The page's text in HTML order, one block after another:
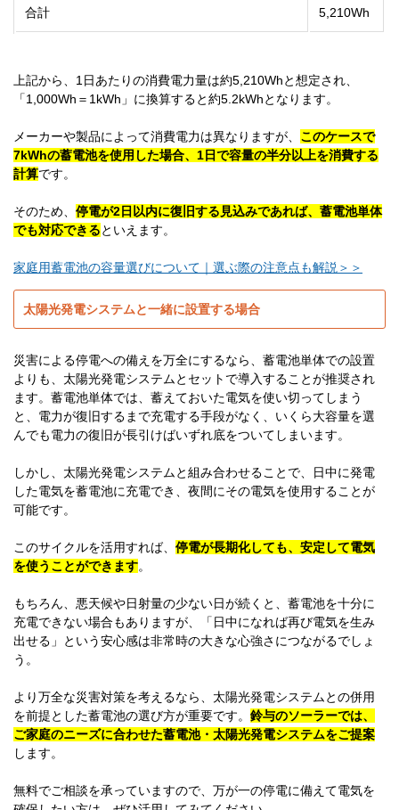
合計 5,210Wh
上記から、1日あたりの消費電力量は約5,210Whと想定され、
「1,000Wh＝1kWh」に換算すると約5.2kWhとなります。
メーカーや製品によって消費電力は異なりますが、 このケースで
7kWhの蓄電池を使用した場合、1日で容量の半分以上を消費する
計算です。
そのため、 停電が2日以内に復旧する見込みであれば、蓄電池単体
でも対応できるといえます。
家庭用蓄電池の容量選びについて｜選ぶ際の注意点も解説＞＞
太陽光発電システムと一緒に設置する場合
災害による停電への備えを万全にするなら、蓄電池単体での設置
よりも、太陽光発電システムとセットで導入することが推奨され
ます。蓄電池単体では、蓄えておいた電気を使い切ってしまう
と、電力が復旧するまで充電する手段がなく、いくら大容量を選
んでも電力の復旧が長引けばいずれ底をついてしまいます。
しかし、太陽光発電システムと組み合わせることで、日中に発電
した電気を蓄電池に充電でき、夜間にその電気を使用することが
可能です。
このサイクルを活用すれば、 停電が長期化しても、安定して電気
を使うことができます。
もちろん、悪天候や日射量の少ない日が続くと、蓄電池を十分に
充電できない場合もありますが、「日中になれば再び電気を生み
出せる」という安心感は非常時の大きな心強さにつながるでしょ
う。
より万全な災害対策を考えるなら、太陽光発電システムとの併用
を前提とした蓄電池の選び方が重要です。 鈴与のソーラーでは、
ご家庭のニーズに合わせた蓄電池・太陽光発電システムをご提案
します。
無料でご相談を承っていますので、万が一の停電に備えて電気を